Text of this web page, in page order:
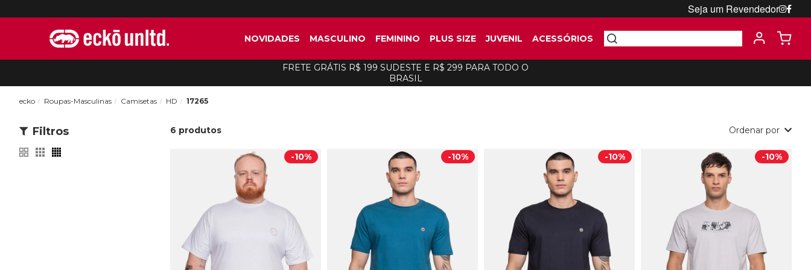
Seja um Revendedor
NOVIDADES MASCULINO FEMININO PLUS SIZE JUVENIL ACESSÓRIOS
FRETE GRÁTIS R$ 199 SUDESTE E R$ 299 PARA TODO O
BRASIL
ecko Roupas-Masculinas Camisetas HD 17265
Filtros 6 produtos Ordenar por
-10% -10% -10% -10%